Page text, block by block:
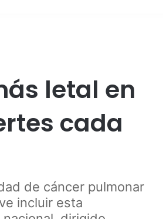
letal en
cada
de cáncer pulmonar
incluir esta